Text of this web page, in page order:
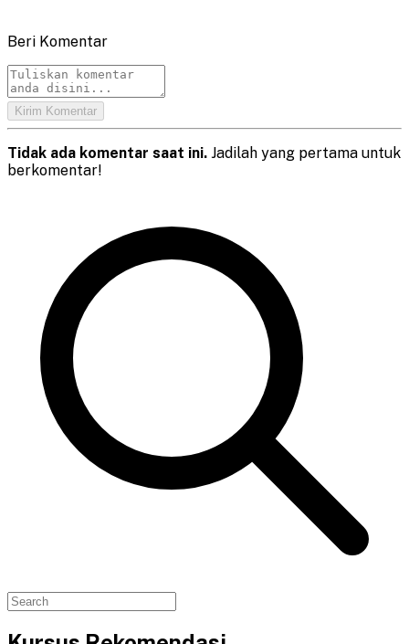
Beri Komentar
Kirim Komentar
Tidak ada komentar saat ini. Jadilah yang pertama untuk
berkomentar!